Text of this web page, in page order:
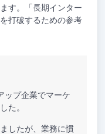
す。「長期インター
打破するための参考
ップ企業でマーケ
た。
したが、業務に慣